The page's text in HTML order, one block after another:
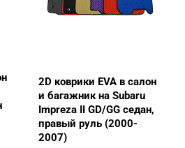
2D коврики EVA в салон
и багажник на Subaru
Impreza II GD/GG седан,
правый руль (2000-
2007)